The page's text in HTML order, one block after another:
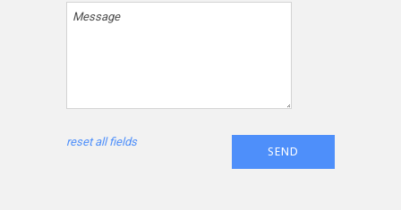
Message
reset all fields